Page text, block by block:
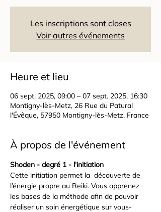
Les inscriptions sont closes
Voir autres événements
Heure et lieu
06 sept. 2025, 09:00 – 07 sept. 2025, 16:30
Montigny-lès-Metz, 26 Rue du Patural
l'Évêque, 57950 Montigny-lès-Metz, France
À propos de l'événement
Shoden - degré 1 - l'initiation
Cette initiation permet la  découverte de
l’énergie propre au Reiki. Vous apprenez
les bases de la méthode afin de pouvoir
réaliser un soin énergétique sur vous-